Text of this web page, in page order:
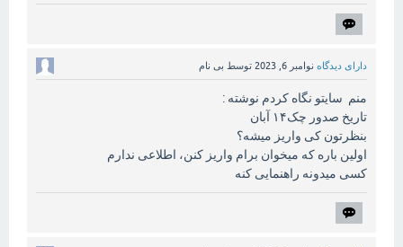
دارای دیدگاه نوامبر 6, 2023 توسط بی نام
منم سایتو نگاه کردم نوشته :
تاریخ صدور چک۱۴ آبان
بنظرتون کی واریز میشه؟
اولین باره که میخوان برام واریز کنن، اطلاعی ندارم
کسی میدونه راهنمایی کنه